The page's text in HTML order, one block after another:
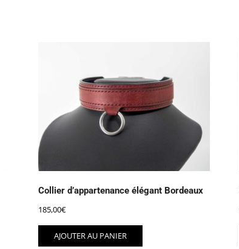
Collier d’appartenance élégant Bordeaux
185,00€
AJOUTER AU PANIER